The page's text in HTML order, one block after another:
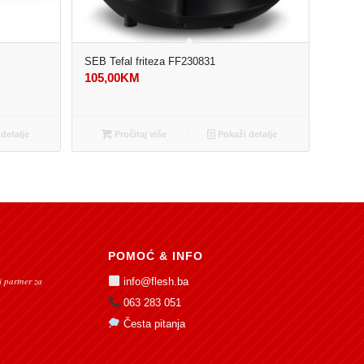
SEB Tefal friteza FF230831
105,00KM
Pročitaj više Pokaži detalje
partner za
POMOĆ & INFO
info@flesh.ba
063 283 051
Česta pitanja